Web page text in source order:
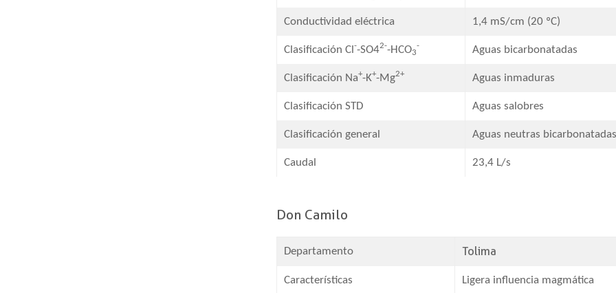
Conductividad eléctrica​ 1,4 mS/cm (20 ºC)
Clasificación Cl --SO42--HCO3
- Aguas bicarbonatadas
Clasificación Na+-K+-Mg2+ Aguas inmaduras​
Clasificación STD​ Aguas salobres​
Clasificación general​ Aguas neutras
​Caudal ​23,4 L/s
Don Camilo
Departamento Tolima
Características Ligera influencia magmática